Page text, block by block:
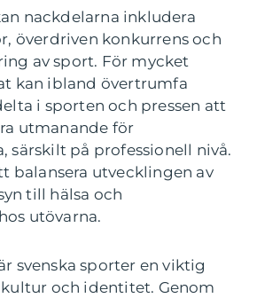
nackdelarna inkludera
överdriven konkurrens och
av sport. För mycket
kan ibland övertrumfa
i sporten och pressen att
utmanande för
särskilt på professionell nivå.
balansera utvecklingen av
till hälsa och
utövarna.
svenska sporter en viktig
kultur och identitet. Genom